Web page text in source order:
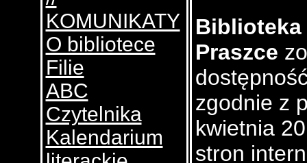
KOMUNIKATY
O bibliotece
Filie
ABC
Czytelnika
Kalendarium
Biblioteka
Praszce
zgodnie z
kwietnia
stron